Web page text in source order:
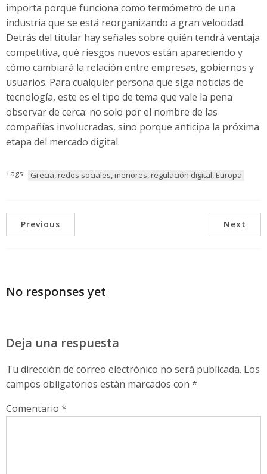
importa porque funciona como termómetro de una
industria que se está reorganizando a gran velocidad.
Detrás del titular hay señales sobre quién tendrá ventaja
competitiva, qué riesgos nuevos están apareciendo y
cómo cambiará la relación entre empresas, gobiernos y
usuarios. Para cualquier persona que siga noticias de
tecnología, este es el tipo de tema que vale la pena
observar de cerca: no solo por el nombre de las
compañías involucradas, sino porque anticipa la próxima
etapa del mercado digital.
Tags: Grecia, redes sociales, menores, regulación digital, Europa
Previous Next
No responses yet
Deja una respuesta
Tu dirección de correo electrónico no será publicada. Los
campos obligatorios están marcados con *
Comentario *